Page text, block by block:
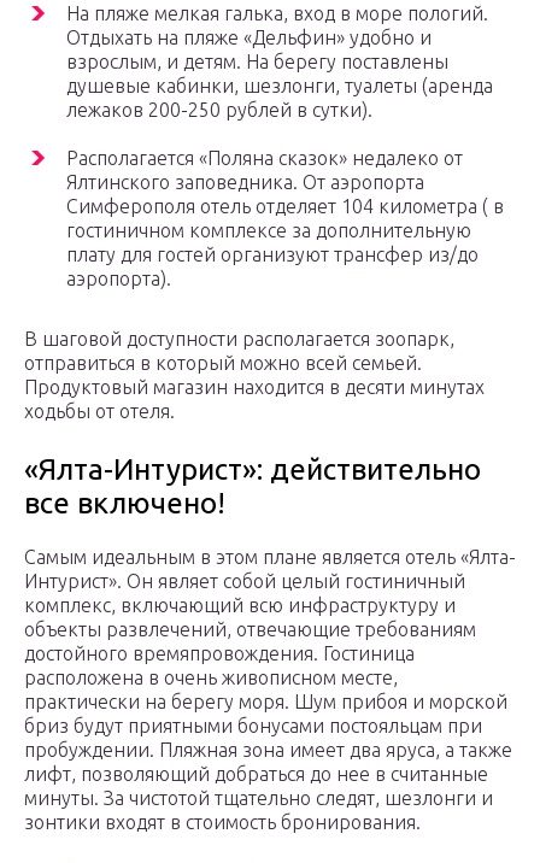
На пляже мелкая галька, вход в море пологий.
Отдыхать на пляже «Дельфин» удобно и
взрослым, и детям. На берегу поставлены
душевые кабинки, шезлонги, туалеты (аренда
лежаков 200-250 рублей в сутки).
Располагается «Поляна сказок» недалеко от
Ялтинского заповедника. От аэропорта
Симферополя отель отделяет 104 километра ( в
гостиничном комплексе за дополнительную
плату для гостей организуют трансфер из/до
аэропорта).
В шаговой доступности располагается зоопарк,
отправиться в который можно всей семьей.
Продуктовый магазин находится в десяти минутах
ходьбы от отеля.
«Ялта-Интурист»: действительно
все включено!
Самым идеальным в этом плане является отель «Ялта-
Интурист». Он являет собой целый гостиничный
комплекс, включающий всю инфраструктуру и
объекты развлечений, отвечающие требованиям
достойного времяпровождения. Гостиница
расположена в очень живописном месте,
практически на берегу моря. Шум прибоя и морской
бриз будут приятными бонусами постояльцам при
пробуждении. Пляжная зона имеет два яруса, а также
лифт, позволяющий добраться до нее в считанные
минуты. За чистотой тщательно следят, шезлонги и
зонтики входят в стоимость бронирования.